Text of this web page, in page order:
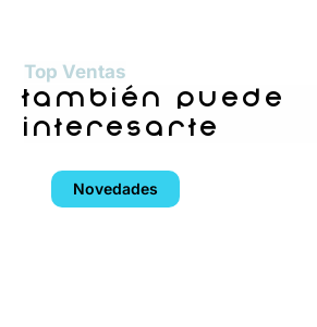
Top Ventas
también puede
interesarte
Novedades